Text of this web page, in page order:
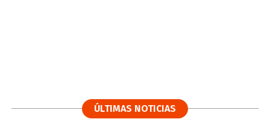
ÚLTIMAS NOTICIAS